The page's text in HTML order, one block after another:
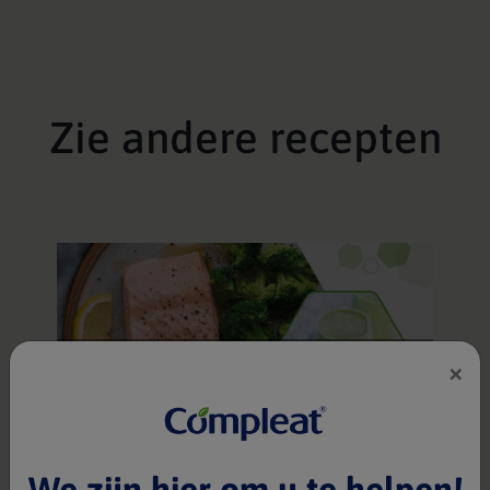
Zie andere recepten
30 min
×